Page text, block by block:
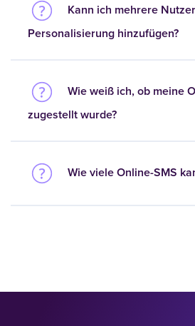
Kann ich mehrere
Personalisierung hinzufügen?
Wie weiß ich, ob meine
zugestellt wurde?
Wie viele Online-SMS